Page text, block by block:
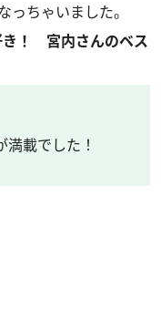
っちゃいました。
き！ 宮内さんのベス
載でした！